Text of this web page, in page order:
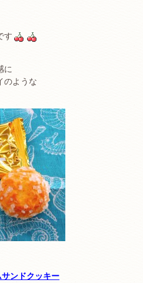
す
に
のような
ンドクッキー